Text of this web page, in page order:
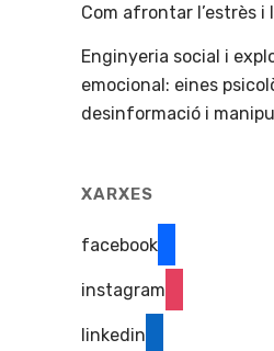
Com afrontar l’estrès i
Enginyeria social i
emocional: eines
desinformació i
XARXES
facebook
instagram
linkedin